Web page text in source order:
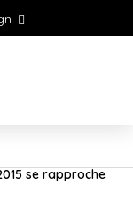
se rapproche